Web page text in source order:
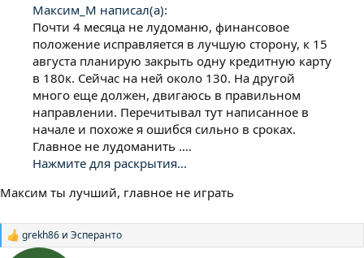
Максим_М написал(а):
Почти 4 месяца не лудоманю, финансовое
положение исправляется в лучшую сторону, к 15
августа планирую закрыть одну кредитную карту
в 180к. Сейчас на ней около 130. На другой
много еще должен, двигаюсь в правильном
направлении. Перечитывал тут написанное в
начале и похоже я ошибся сильно в сроках.
Главное не лудоманить ….
Нажмите для раскрытия...
Максим ты лучший, главное не играть
Р
grekh86 и Эсперанто